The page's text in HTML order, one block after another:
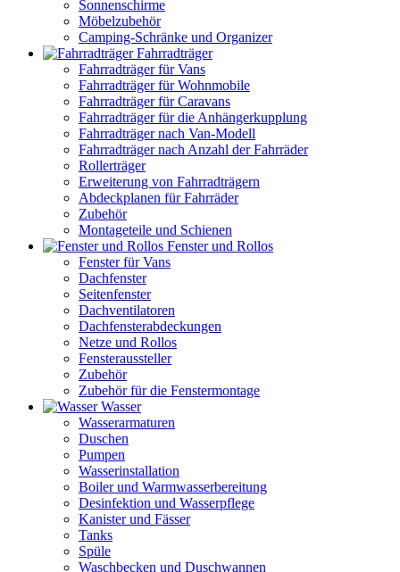
Sonnenschirme
Möbelzubehör
Camping-Schränke und Organizer
Fahrradträger
Fahrradträger für Vans
Fahrradträger für Wohnmobile
Fahrradträger für Caravans
Fahrradträger für die Anhängerkupplung
Fahrradträger nach Van-Modell
Fahrradträger nach Anzahl der Fahrräder
Rollerträger
Erweiterung von Fahrradträgern
Abdeckplanen für Fahrräder
Zubehör
Montageteile und Schienen
Fenster und Rollos
Fenster für Vans
Dachfenster
Seitenfenster
Dachventilatoren
Dachfensterabdeckungen
Netze und Rollos
Fensteraussteller
Zubehör
Zubehör für die Fenstermontage
Wasser
Wasserarmaturen
Duschen
Pumpen
Wasserinstallation
Boiler und Warmwasserbereitung
Desinfektion und Wasserpflege
Kanister und Fässer
Tanks
Spüle
Waschbecken und Duschwannen